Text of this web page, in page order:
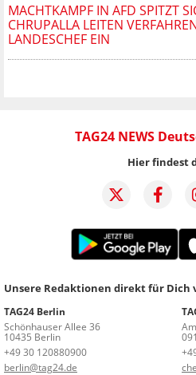
MACHTKAMPF IN AFD SPITZT
CHRUPALLA LEITEN
LANDESCHEF EIN
TAG24 NEWS
Hier findest
Unsere Redaktionen direkt für Dich
TAG24 Berlin
Schönhauser Allee 36
10435 Berlin
+49 30 120880900
berlin@tag24.de